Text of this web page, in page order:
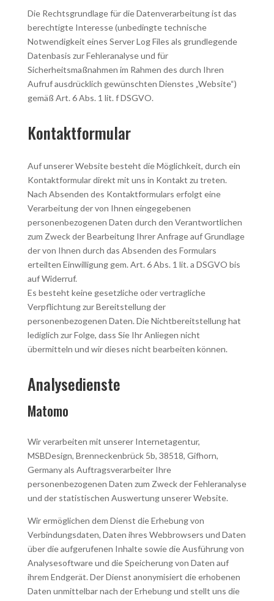
Die Rechtsgrundlage für die Datenverarbeitung ist das
berechtigte Interesse (unbedingte technische
Notwendigkeit eines Server Log Files als grundlegende
Datenbasis zur Fehleranalyse und für
Sicherheitsmaßnahmen im Rahmen des durch Ihren
Aufruf ausdrücklich gewünschten Dienstes „Website“)
gemäß Art. 6 Abs. 1 lit. f DSGVO.
Kontaktformular
Auf unserer Website besteht die Möglichkeit, durch ein
Kontaktformular direkt mit uns in Kontakt zu treten.
Nach Absenden des Kontaktformulars erfolgt eine
Verarbeitung der von Ihnen eingegebenen
personenbezogenen Daten durch den Verantwortlichen
zum Zweck der Bearbeitung Ihrer Anfrage auf Grundlage
der von Ihnen durch das Absenden des Formulars
erteilten Einwilligung gem. Art. 6 Abs. 1 lit. a DSGVO bis
auf Widerruf.
Es besteht keine gesetzliche oder vertragliche
Verpflichtung zur Bereitstellung der
personenbezogenen Daten. Die Nichtbereitstellung hat
lediglich zur Folge, dass Sie Ihr Anliegen nicht
übermitteln und wir dieses nicht bearbeiten können.
Analysedienste
Matomo
Wir verarbeiten mit unserer Internetagentur,
MSBDesign, Brenneckenbrück 5b, 38518, Gifhorn,
Germany als Auftragsverarbeiter Ihre
personenbezogenen Daten zum Zweck der Fehleranalyse
und der statistischen Auswertung unserer Website.
Wir ermöglichen dem Dienst die Erhebung von
Verbindungsdaten, Daten ihres Webbrowsers und Daten
über die aufgerufenen Inhalte sowie die Ausführung von
Analysesoftware und die Speicherung von Daten auf
ihrem Endgerät. Der Dienst anonymisiert die erhobenen
Daten unmittelbar nach der Erhebung und stellt uns die